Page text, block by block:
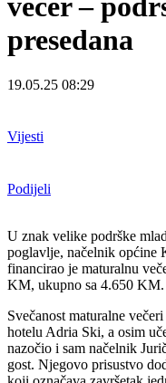
večer –
presedana
19.05.25 08:29
Vijesti
Podijeli
U znak velike podrške
poglavlje, načelnik općine
financirao je maturalnu
KM, ukupno sa 4.650 KM.
Svečanost maturalne
hotelu Adria Ski, a osim
nazočio i sam načelnik
gost. Njegovo prisustvo